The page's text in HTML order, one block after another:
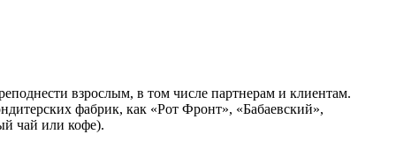
взрослым, в том числе партнерам и клиентам.
фабрик, как «Рот Фронт», «Бабаевский»,
чай или кофе).